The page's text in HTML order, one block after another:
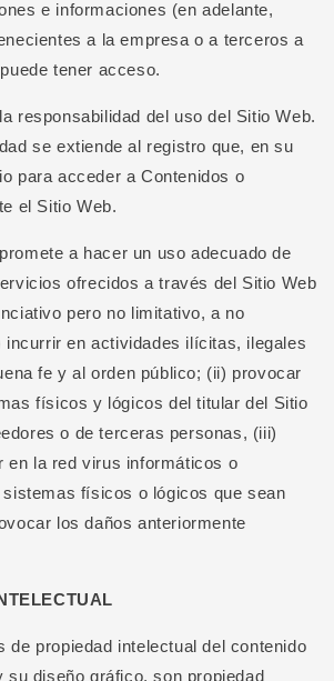
e informaciones (en adelante,
a la empresa o a terceros a
tener acceso.
responsabilidad del uso del Sitio Web.
se extiende al registro que, en su
para acceder a Contenidos o
el Sitio Web.
a hacer un uso adecuado de
ofrecidos a través del Sitio Web
pero no limitativo, a no
incurrir en actividades ilícitas, ilegales
fe y al orden público; (ii) provocar
físicos y lógicos del titular del Sitio
o de terceras personas, (iii)
en la red virus informáticos o
físicos o lógicos que sean
los daños anteriormente
de propiedad intelectual del contenido
su diseño gráfico, son propiedad